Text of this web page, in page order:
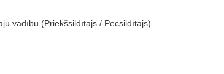
vadību (Priekšsildītājs / Pēcsildītājs)